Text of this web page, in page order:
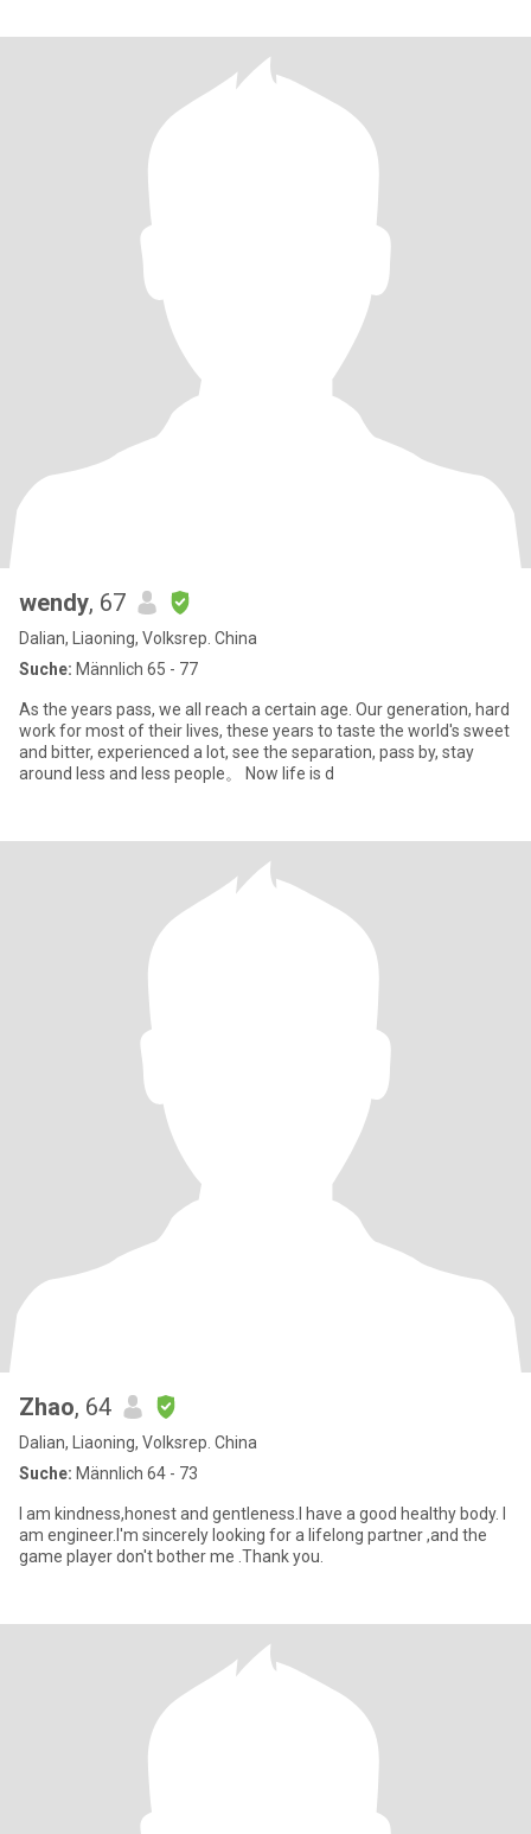
wendy, 67
Dalian, Liaoning, Volksrep. China
Suche: Männlich 65 - 77
As the years pass, we all reach a certain age. Our generation, hard
work for most of their lives, these years to taste the world's sweet
and bitter, experienced a lot, see the separation, pass by, stay
around less and less people。 Now life is d
Zhao, 64
Dalian, Liaoning, Volksrep. China
Suche: Männlich 64 - 73
am engineer.I'm sincerely looking for a lifelong partner ,and the
game player don't bother me .Thank you.